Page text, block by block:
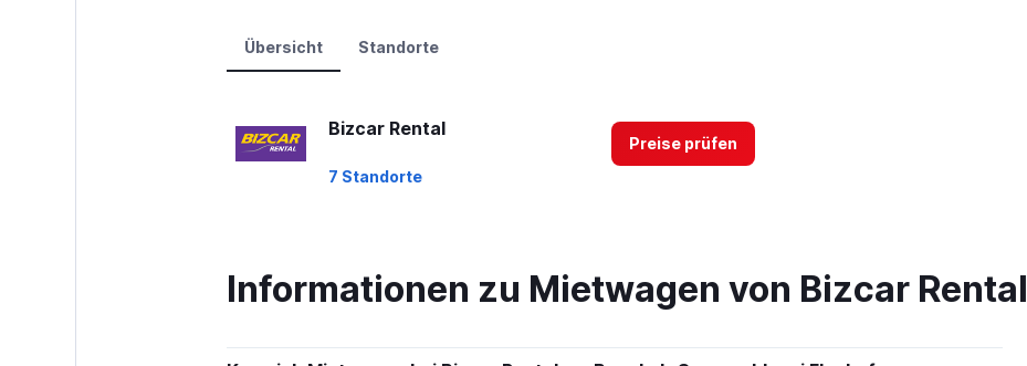
0Übersicht Standorte
Bizcar Rental
7 Standorte
Preise prüfen
Informationen zu Mietwagen von Bizcar Rental